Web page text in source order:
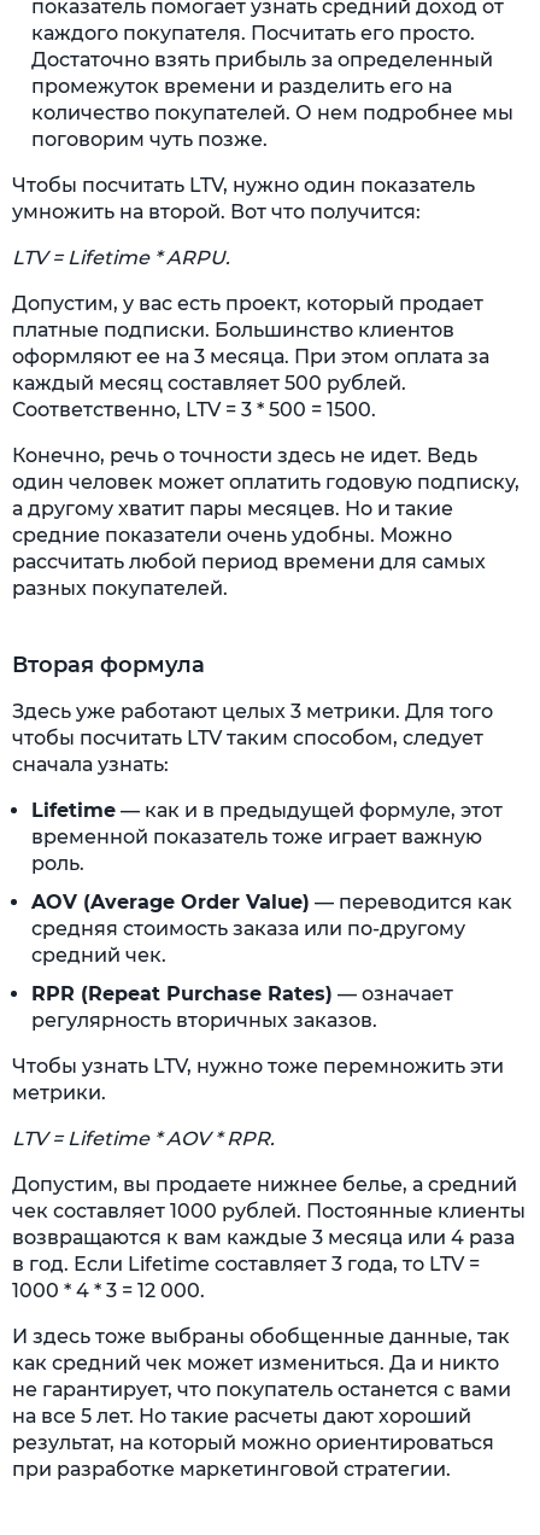
показатель помогает узнать средний доход от
каждого покупателя. Посчитать его просто.
Достаточно взять прибыль за определенный
промежуток времени и разделить его на
количество покупателей. О нем подробнее мы
поговорим чуть позже.
Чтобы посчитать LTV, нужно один показатель
умножить на второй. Вот что получится:
LTV = Lifetime * ARPU.
Допустим, у вас есть проект, который продает
платные подписки. Большинство клиентов
оформляют ее на 3 месяца. При этом оплата за
каждый месяц составляет 500 рублей.
Соответственно, LTV = 3 * 500 = 1500.
Конечно, речь о точности здесь не идет. Ведь
один человек может оплатить годовую подписку,
а другому хватит пары месяцев. Но и такие
средние показатели очень удобны. Можно
рассчитать любой период времени для самых
разных покупателей.
Вторая формула
Здесь уже работают целых 3 метрики. Для того
чтобы посчитать LTV таким способом, следует
сначала узнать:
Lifetime — как и в предыдущей формуле, этот
временной показатель тоже играет важную
роль.
AOV (Average Order Value) — переводится как
средняя стоимость заказа или по-другому
средний чек.
RPR (Repeat Purchase Rates) — означает
регулярность вторичных заказов.
Чтобы узнать LTV, нужно тоже перемножить эти
метрики.
LTV = Lifetime * AOV * RPR.
Допустим, вы продаете нижнее белье, а средний
чек составляет 1000 рублей. Постоянные клиенты
возвращаются к вам каждые 3 месяца или 4 раза
в год. Если Lifetime составляет 3 года, то LTV =
1000 * 4 * 3 = 12 000.
И здесь тоже выбраны обобщенные данные, так
как средний чек может измениться. Да и никто
не гарантирует, что покупатель останется с вами
на все 5 лет. Но такие расчеты дают хороший
результат, на который можно ориентироваться
при разработке маркетинговой стратегии.